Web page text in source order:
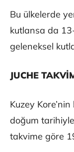
Bu ülkelerde
kutlansa da
geleneksel
JUCHE
Kuzey
doğum
takvime göre